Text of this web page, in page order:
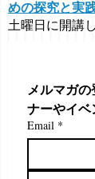
めの探究と実
土曜日に開講
メルマガ
ナーやイベ
Email *